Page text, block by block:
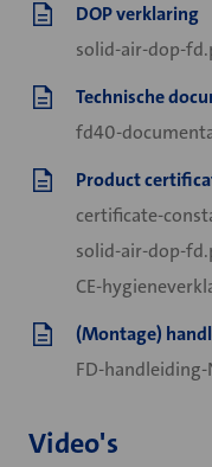
DOP verklaring
solid-air-dop-
Technische
fd40-
Product
certificate-
solid-air-dop-
CE-
(Montage)
FD-
Video's